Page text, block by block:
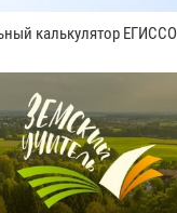
калькулятор ЕГИССО